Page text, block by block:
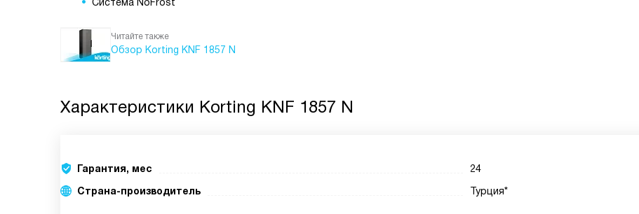
Читайте также
Обзор Korting KNF 1857 N
Характеристики Korting KNF 1857 N
Гарантия, мес
24
Страна-производитель
Турция*